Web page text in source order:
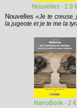
Nouvelles - 2.9
Nouvelles «Je te creuse,
la jugeote et je te me la
NanoBook - 2 €